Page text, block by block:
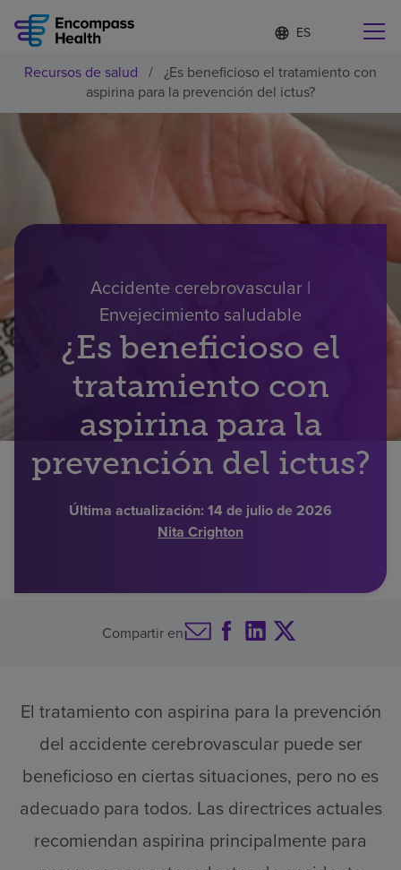
Lista
de
idiomas
contraída
d
o
m
a
c
i
d
o
Encuentre una localidad cerca de usted
Por qué debe elegirnos
Servicios de rehabilitación
Pacientes y cuidadores
Acerca de nosotros
Buscar un centro
Recursos de salud / ¿Es beneficioso el tratamiento con
aspirina para la prevención del ictus?
Accidente cerebrovascular |
Envejecimiento saludable
¿Es beneficioso el
tratamiento con
aspirina para la
prevención del ictus?
Última actualización: 14 de julio de 2026
Nita Crighton
Compartir en
El tratamiento con aspirina para la prevención
del accidente cerebrovascular puede ser
beneficioso en ciertas situaciones, pero no es
adecuado para todos. Las directrices actuales
recomiendan aspirina principalmente para